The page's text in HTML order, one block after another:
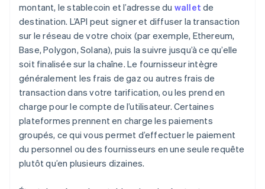
montant, le stablecoin et l’adresse du wallet de
destination. L’API peut signer et diffuser la transaction
sur le réseau de votre choix (par exemple, Ethereum,
Base, Polygon, Solana), puis la suivre jusqu’à ce qu’elle
soit finalisée sur la chaîne. Le fournisseur intègre
généralement les frais de gaz ou autres frais de
transaction dans votre tarification, ou les prend en
charge pour le compte de l’utilisateur. Certaines
plateformes prennent en charge les paiements
groupés, ce qui vous permet d’effectuer le paiement
du personnel ou des fournisseurs en une seule requête
plutôt qu’en plusieurs dizaines.